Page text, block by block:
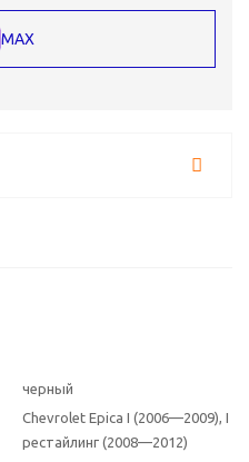
MAX
черный
Chevrolet Epica I (2006—2009), I
рестайлинг (2008—2012)